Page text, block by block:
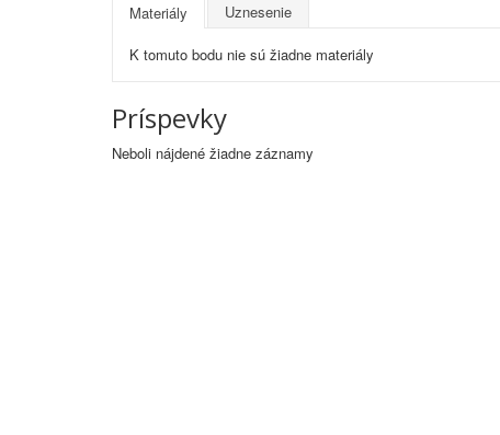
Materiály Uznesenie
K tomuto bodu nie sú žiadne materiály
Príspevky
Neboli nájdené žiadne záznamy